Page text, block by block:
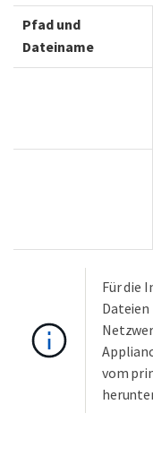
Pfad und
Dateiname
Für die
Dateien
vom